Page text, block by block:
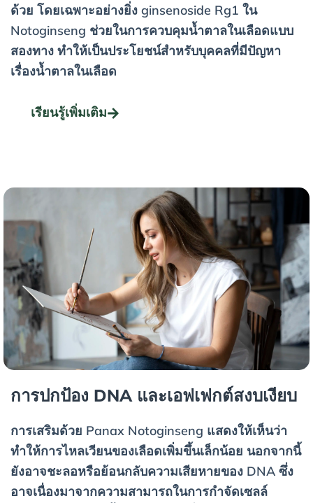
ด้วย โดยเฉพาะอย่างยิ่ง ginsenoside Rg1 ใน
Notoginseng ช่วยในการควบคุมน้ำตาลในเลือดแบบ
สองทาง ทำให้เป็นประโยชน์สำหรับบุคคลที่มีปัญหา
เรื่องน้ำตาลในเลือด
เรียนรู้เพิ่มเติม
การปกป้อง DNA และเอฟเฟกต์สงบเงียบ
การเสริมด้วย Panax Notoginseng แสดงให้เห็นว่า
ทำให้การไหลเวียนของเลือดเพิ่มขึ้นเล็กน้อย นอกจากนี้
ยังอาจชะลอหรือย้อนกลับความเสียหายของ DNA ซึ่ง
อาจเนื่องมาจากความสามารถในการกำจัดเซลล์